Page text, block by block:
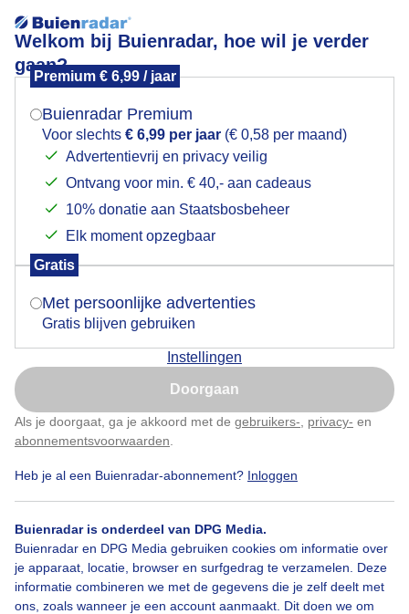
Welkom bij Buienradar, hoe wil je verder
gaan?
Premium € 6,99 / jaar
Buienradar Premium
Voor slechts € 6,99 per jaar (€ 0,58 per maand)
Advertentievrij en privacy veilig
Ontvang voor min. € 40,- aan cadeaus
10% donatie aan Staatsbosbeheer
Elk moment opzegbaar
Gratis
Met persoonlijke advertenties
Gratis blijven gebruiken
Instellingen
Doorgaan
Als je doorgaat, ga je akkoord met de gebruikers- privacy- en
abonnementsvoorwaarden
Heb je al een Buienradar-abonnement? Inloggen
Buienradar is onderdeel van DPG Media.
Buienradar en DPG Media gebruiken cookies om informatie over
je apparaat, locatie, browser en surfgedrag te verzamelen. Deze
informatie combineren we met de gegevens die je zelf deelt met
ons, zoals wanneer je een account aanmaakt. Dit doen we om
Imposante wolkenlucht boven zee bij Kijkduin
Door: Rob Kints
Bekijk slideshow
Mogen we je locatie gebruiken voor het
Indien je hier nog geen akkoord op hebt gegeven,
verschijnt er zo een pop-up uit je browser waarin
Is goed, toon de popup
Nu niet, misschien later
Klik hierom dit aan te passen